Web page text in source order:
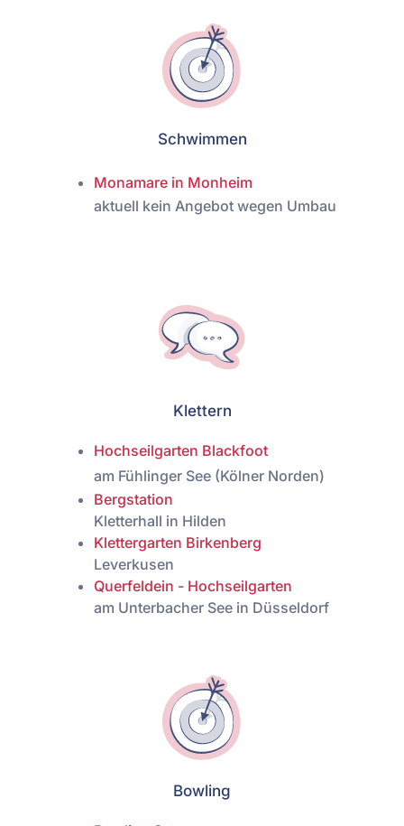
Schwimmen
Monamare in Monheim
aktuell kein Angebot wegen Umbau
Klettern
Hochseilgarten Blackfoot
am Fühlinger See (Kölner Norden)
Bergstation
Kletterhall in Hilden
Klettergarten Birkenberg
Leverkusen
Querfeldein - Hochseilgarten
am Unterbacher See in Düsseldorf
Bowling